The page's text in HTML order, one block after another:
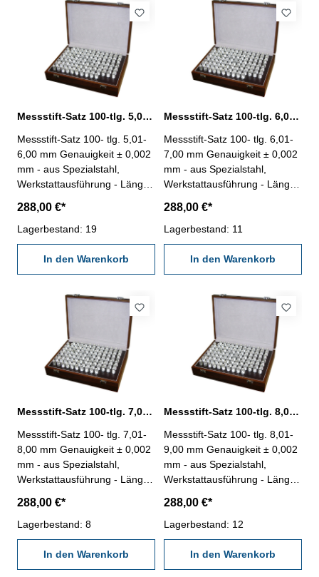
Messstift-Satz 100-tlg. 5,01 - 6,00 mm aus Spezialstahl
Messstift-Satz 100- tlg. 5,01-
6,00 mm Genauigkeit ± 0,002
mm - aus Spezialstahl,
Werkstattausführung - Länge:
Anzahl/Satz: 100 Stufung:
0,01 mm Messbereich: 5,01 -
6,00 mm
288,00 €*
Lagerbestand: 19
In den Warenkorb
Messstift-Satz 100-tlg. 6,01 - 7,00 mm aus Spezialstahl
Messstift-Satz 100- tlg. 6,01-
7,00 mm Genauigkeit ± 0,002
mm - aus Spezialstahl,
Werkstattausführung - Länge:
Anzahl/Satz: 100 Stufung:
0,01 mm Messbereich: 6,01 -
7,00 mm
288,00 €*
Lagerbestand: 11
In den Warenkorb
Messstift-Satz 100-tlg. 7,01 - 8,00 mm aus Spezialstahl
Messstift-Satz 100- tlg. 7,01-
8,00 mm Genauigkeit ± 0,002
mm - aus Spezialstahl,
Werkstattausführung - Länge:
Anzahl/Satz: 100 Stufung:
0,01 mm Messbereich: 7,01 -
8,00 mm
288,00 €*
Lagerbestand: 8
In den Warenkorb
Messstift-Satz 100-tlg. 8,01 - 9,00 mm aus Spezialstahl
Messstift-Satz 100- tlg. 8,01-
9,00 mm Genauigkeit ± 0,002
mm - aus Spezialstahl,
Werkstattausführung - Länge:
Anzahl/Satz: 100 Stufung:
0,01 mm Messbereich: 8,01 -
9,00 mm
288,00 €*
Lagerbestand: 12
In den Warenkorb